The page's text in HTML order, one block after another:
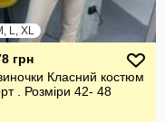
L, XL
грн
Класний костюм
. Розміри 42- 48